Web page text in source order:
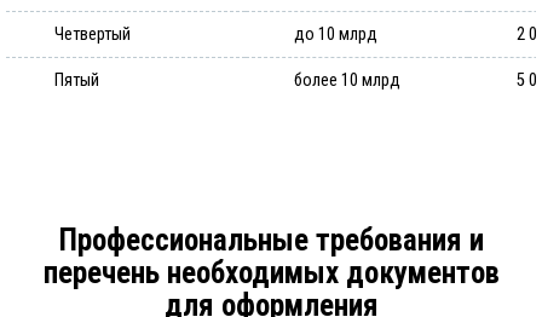
Четвертый до 10 млрд 2
Пятый более 10 млрд 5
Профессиональные требования и
перечень необходимых документов
для оформления